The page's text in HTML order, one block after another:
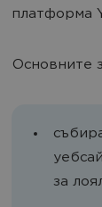
платформа
Основните
за